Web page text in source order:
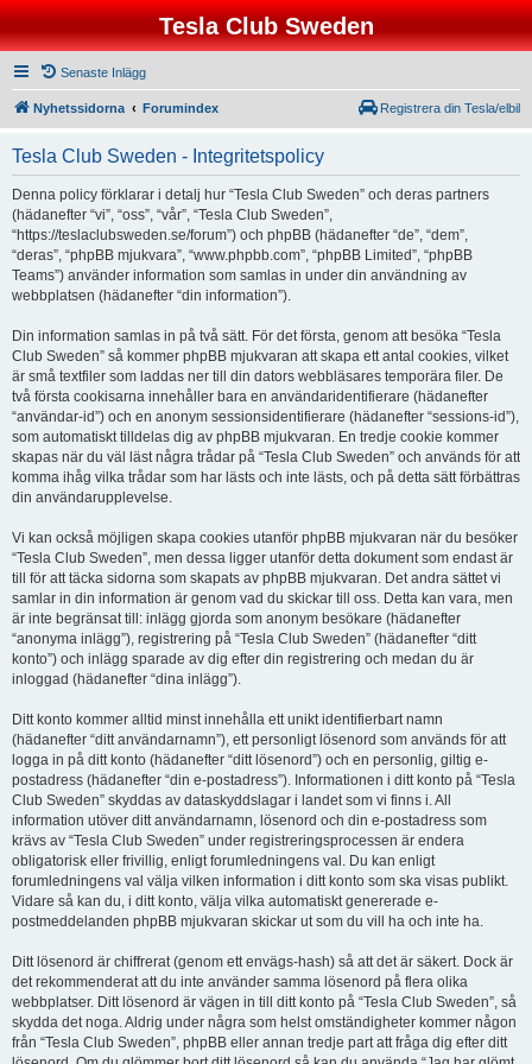
Tesla Club Sweden
Senaste Inlägg
Nyhetssidorna Forumindex Registrera din Tesla/elbil
Tesla Club Sweden - Integritetspolicy
Denna policy förklarar i detalj hur “Tesla Club Sweden” och deras partners
(hädanefter “vi”, “oss”, “vår”, “Tesla Club Sweden”,
“https://teslaclubsweden.se/forum”) och phpBB (hädanefter “de”, “dem”,
“deras”, “phpBB mjukvara”, “www.phpbb.com”, “phpBB Limited”, “phpBB
Teams”) använder information som samlas in under din användning av
webbplatsen (hädanefter “din information”).
Din information samlas in på två sätt. För det första, genom att besöka “Tesla
Club Sweden” så kommer phpBB mjukvaran att skapa ett antal cookies, vilket
är små textfiler som laddas ner till din dators webbläsares temporära filer. De
två första cookisarna innehåller bara en användaridentifierare (hädanefter
“användar-id”) och en anonym sessionsidentifierare (hädanefter “sessions-id”),
som automatiskt tilldelas dig av phpBB mjukvaran. En tredje cookie kommer
skapas när du väl läst några trådar på “Tesla Club Sweden” och används för att
komma ihåg vilka trådar som har lästs och inte lästs, och på detta sätt förbättras
din användarupplevelse.
Vi kan också möjligen skapa cookies utanför phpBB mjukvaran när du besöker
“Tesla Club Sweden”, men dessa ligger utanför detta dokument som endast är
till för att täcka sidorna som skapats av phpBB mjukvaran. Det andra sättet vi
samlar in din information är genom vad du skickar till oss. Detta kan vara, men
är inte begränsat till: inlägg gjorda som anonym besökare (hädanefter
“anonyma inlägg”), registrering på “Tesla Club Sweden” (hädanefter “ditt
konto”) och inlägg sparade av dig efter din registrering och medan du är
inloggad (hädanefter “dina inlägg”).
Ditt konto kommer alltid minst innehålla ett unikt identifierbart namn
(hädanefter “ditt användarnamn”), ett personligt lösenord som används för att
logga in på ditt konto (hädanefter “ditt lösenord”) och en personlig, giltig e-
postadress (hädanefter “din e-postadress”). Informationen i ditt konto på “Tesla
Club Sweden” skyddas av dataskyddslagar i landet som vi finns i. All
information utöver ditt användarnamn, lösenord och din e-postadress som
krävs av “Tesla Club Sweden” under registreringsprocessen är endera
obligatorisk eller frivillig, enligt forumledningens val. Du kan enligt
forumledningens val välja vilken information i ditt konto som ska visas publikt.
Vidare så kan du, i ditt konto, välja vilka automatiskt genererade e-
postmeddelanden phpBB mjukvaran skickar ut som du vill ha och inte ha.
Ditt lösenord är chiffrerat (genom ett envägs-hash) så att det är säkert. Dock är
det rekommenderat att du inte använder samma lösenord på flera olika
webbplatser. Ditt lösenord är vägen in till ditt konto på “Tesla Club Sweden”, så
skydda det noga. Aldrig under några som helst omständigheter kommer någon
från “Tesla Club Sweden”, phpBB eller annan tredje part att fråga dig efter ditt